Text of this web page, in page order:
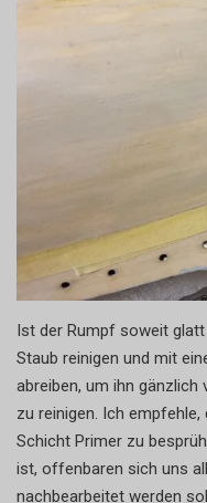
Ist der Rumpf soweit
Staub reinigen und mit
abreiben, um ihn
zu reinigen. Ich
Schicht Primer zu
ist, offenbaren sich uns
nachbearbeitet werden